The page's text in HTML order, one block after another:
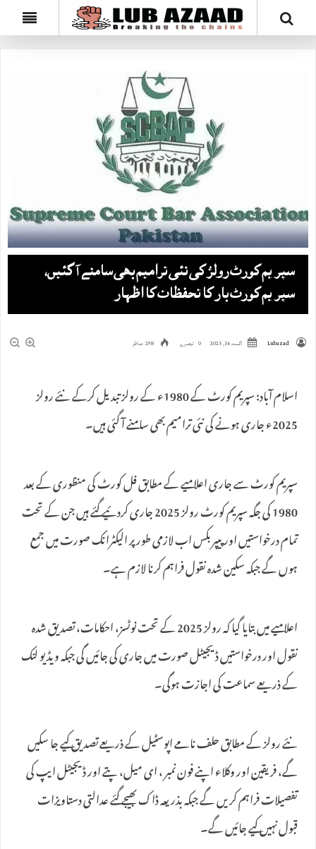
سپریم کورٹ رولز کی نئی ترامیم بھی سامنے آ گئیں،
سپریم کورٹ بار کا تحفظات کا اظہار
Lubazad اگست 14, 2025 0 تبصرے 298 مناظر
اسلام آباد: سپریم کورٹ کے 1980ء کے رولز تبدیل کرکے نئے رولز
2025ء جاری ہونے کی نئی ترامیم بھی سامنے آ گئی ہیں۔
سپریم کورٹ سے جاری اعلامیے کے مطابق فل کورٹ کی منظوری کے بعد
1980 کی جگہ سپریم کورٹ رولز 2025 جاری کردئیے گئے ہیں جن کے تحت
تمام درخواستیں اور پیپربکس اب لازمی طور پر الیکٹرانک صورت میں جمع
ہوں گے جبکہ سکین شدہ نقول فراہم کرنا لازم ہے۔
اعلامیے میں بتایا گیا کہ رولز 2025 کے تحت نوٹسز، احکامات، تصدیق شدہ
نقول اور درخواستیں ڈیجیٹل صورت میں جاری کی جائیں گی جبکہ ویڈیو لنک
کے ذریعے سماعت کی اجازت ہوگی۔
نئے رولز کے مطابق حلف نامے اپوسٹیل کے ذریعے تصدیق کیے جا سکیں
گے، فریقین اور وکلاء اپنے فون نمبر ، ای میل، پتے اور ڈیجیٹل ایپ کی
تفصیلات فراہم کریں گے جبکہ بذریعہ ڈاک بھیجے گئے عدالتی دستاویزات
قبول نہیں کیے جائیں گے۔